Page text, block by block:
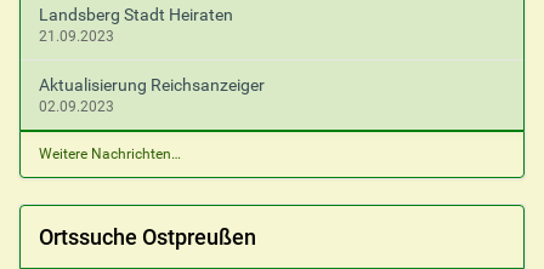
Landsberg Stadt Heiraten
21.09.2023
Aktualisierung Reichsanzeiger
02.09.2023
Weitere Nachrichten…
Ortssuche Ostpreußen